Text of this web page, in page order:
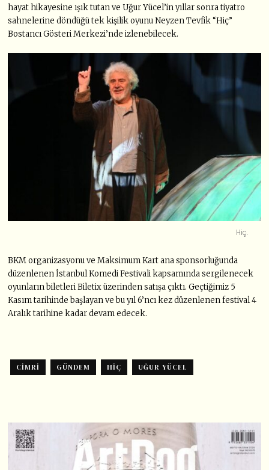
hayat hikayesine ışık tutan ve Uğur Yücel’in yıllar sonra tiyatro
sahnelerine döndüğü tek kişilik oyunu Neyzen Tevfik “Hiç”
Bostancı Gösteri Merkezi’nde izlenebilecek.
Hiç.
BKM organizasyonu ve Maksimum Kart ana sponsorluğunda
düzenlenen İstanbul Komedi Festivali kapsamında sergilenecek
oyunların biletleri Biletix üzerinden satışa çıktı. Geçtiğimiz 5
Kasım tarihinde başlayan ve bu yıl 6’ncı kez düzenlenen festival 4
Aralık tarihine kadar devam edecek.
CIMRI GÜNDEM HIÇ UĞUR YÜCEL